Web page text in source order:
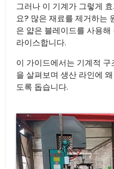
그러나 이 기계가 그렇게
요? 많은 재료를 제거하는
은 얇은 블레이드를 사용
라이스합니다.
이 가이드에서는 기계적
을 살펴보며 생산 라인에
도록 돕습니다.